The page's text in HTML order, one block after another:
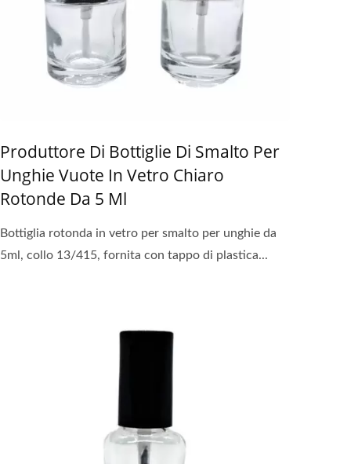
Produttore Di Bottiglie Di Smalto Per
Unghie Vuote In Vetro Chiaro
Rotonde Da 5 Ml
Bottiglia rotonda in vetro per smalto per unghie da
5ml, collo 13/415, fornita con tappo di plastica...